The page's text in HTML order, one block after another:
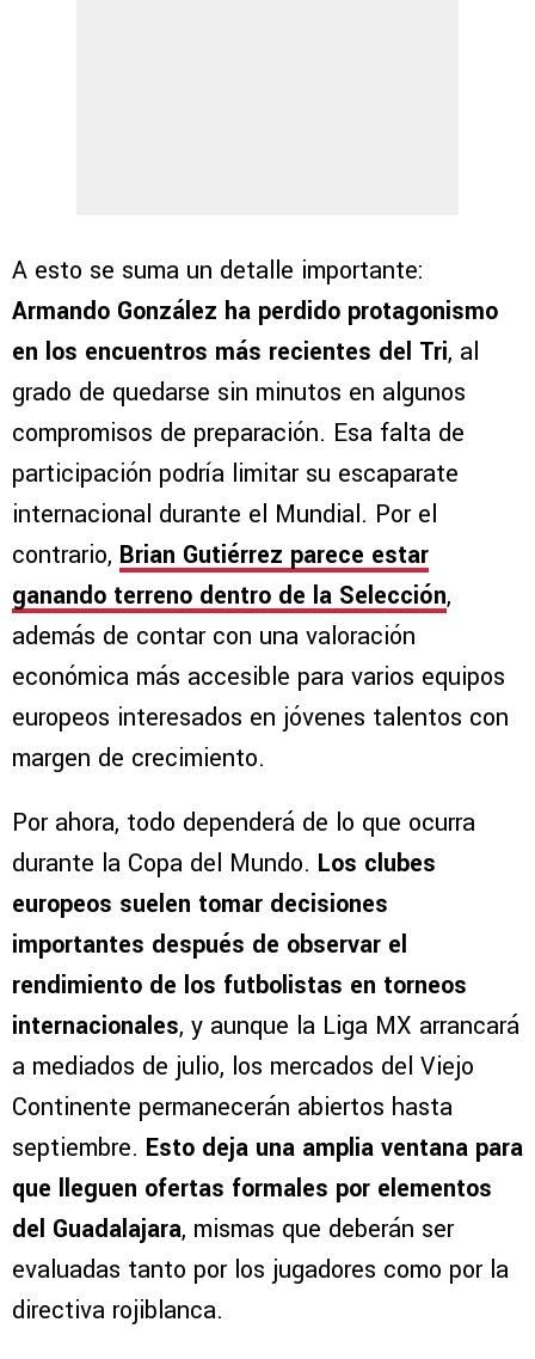
A esto se suma un detalle importante:
Armando González ha perdido protagonismo
en los encuentros más recientes del Tri, al
grado de quedarse sin minutos en algunos
compromisos de preparación. Esa falta de
participación podría limitar su escaparate
internacional durante el Mundial. Por el
contrario, Brian Gutiérrez parece estar
ganando terreno dentro de la Selección,
además de contar con una valoración
económica más accesible para varios equipos
europeos interesados en jóvenes talentos con
margen de crecimiento.
Por ahora, todo dependerá de lo que ocurra
durante la Copa del Mundo. Los clubes
europeos suelen tomar decisiones
importantes después de observar el
rendimiento de los futbolistas en torneos
internacionales, y aunque la Liga MX arrancará
a mediados de julio, los mercados del Viejo
Continente permanecerán abiertos hasta
septiembre. Esto deja una amplia ventana para
que lleguen ofertas formales por elementos
del Guadalajara, mismas que deberán ser
evaluadas tanto por los jugadores como por la
directiva rojiblanca.